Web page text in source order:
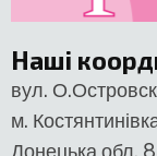
Наші
вул.
м.
Донецька обл.